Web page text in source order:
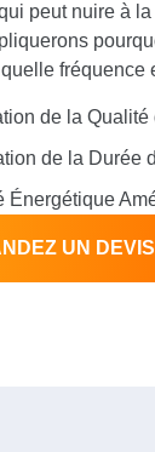
peut nuire à
fréquence
de la Qualité
de la Durée
Énergétique
UN DEVIS